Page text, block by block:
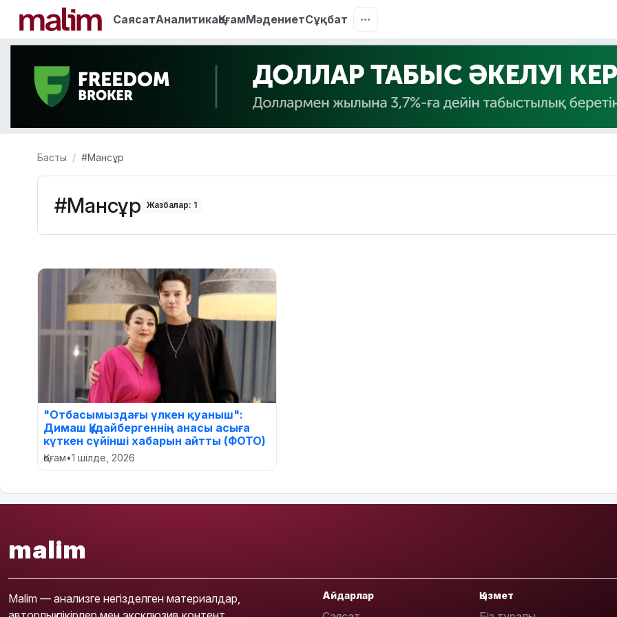
СаясатАналитикаҚоғамМәдениетСұқбат
Басты #Мансұр
#Мансұр Жазбалар: 1
"Отбасымыздағы үлкен қуаныш":
Димаш Құдайбергеннің анасы асыға
күткен сүйінші хабарын айтты (ФОТО)
Қоғам•1 шілде, 2026
malim
Malim — анализге негізделген материалдар,
Айдарлар Қызмет